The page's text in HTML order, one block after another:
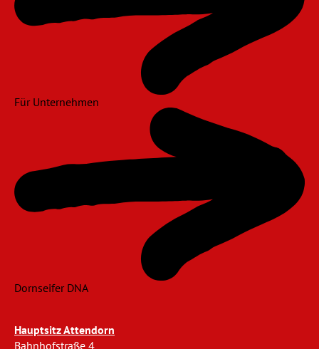
Für Unternehmen
Dornseifer DNA
Hauptsitz Attendorn
Bahnhofstraße 4